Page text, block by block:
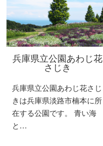
兵庫県立公園あわじ花
さじき
兵庫県立公園あわじ花さじ
きは兵庫県淡路市楠本に所
在する公園です。 青い海
と…